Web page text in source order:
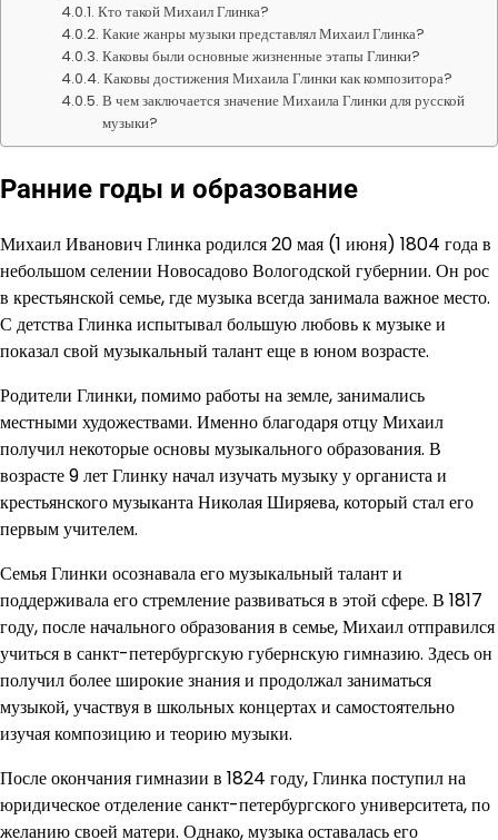
Кто такой Михаил Глинка?
Какие жанры музыки представлял Михаил Глинка?
Каковы были основные жизненные этапы Глинки?
Каковы достижения Михаила Глинки как композитора?
В чем заключается значение Михаила Глинки для русской
музыки?
Ранние годы и образование
Михаил Иванович Глинка родился 20 мая (1 июня) 1804 года в
небольшом селении Новосадово Вологодской губернии. Он рос
в крестьянской семье, где музыка всегда занимала важное место.
С детства Глинка испытывал большую любовь к музыке и
показал свой музыкальный талант еще в юном возрасте.
Родители Глинки, помимо работы на земле, занимались
местными художествами. Именно благодаря отцу Михаил
получил некоторые основы музыкального образования. В
возрасте 9 лет Глинку начал изучать музыку у органиста и
крестьянского музыканта Николая Ширяева, который стал его
первым учителем.
Семья Глинки осознавала его музыкальный талант и
поддерживала его стремление развиваться в этой сфере. В 1817
году, после начального образования в семье, Михаил отправился
учиться в санкт-петербургскую губернскую гимназию. Здесь он
получил более широкие знания и продолжал заниматься
музыкой, участвуя в школьных концертах и самостоятельно
изучая композицию и теорию музыки.
После окончания гимназии в 1824 году, Глинка поступил на
юридическое отделение санкт-петербургского университета, по
желанию своей матери. Однако, музыка оставалась его